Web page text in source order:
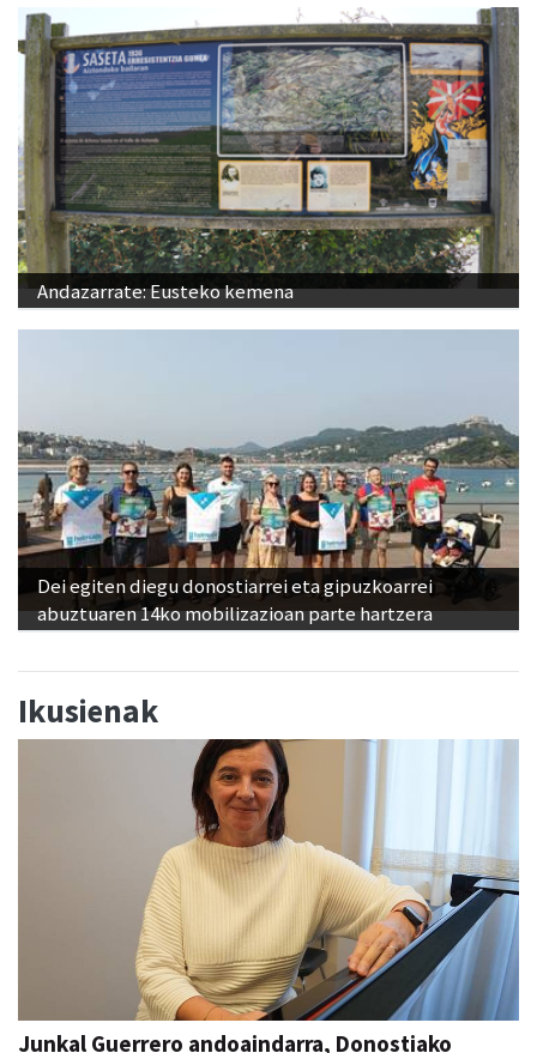
Andazarrate: Eusteko kemena
Dei egiten diegu donostiarrei eta gipuzkoarrei
abuztuaren 14ko mobilizazioan parte hartzera
Ikusienak
Junkal Guerrero andoaindarra, Donostiako